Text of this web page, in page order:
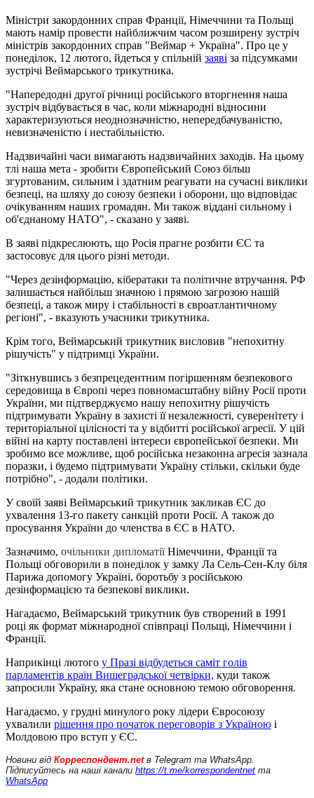
Міністри закордонних справ Франції, Німеччини та Польщі
мають намір провести найближчим часом розширену зустріч
міністрів закордонних справ "Веймар + Україна". Про це у
понеділок, 12 лютого, йдеться у спільній заяві за підсумками
зустрічі Веймарського трикутника.
"Напередодні другої річниці російського вторгнення наша
зустріч відбувається в час, коли міжнародні відносини
характеризуються неоднозначністю, непередбачуваністю,
невизначеністю і нестабільністю.
Надзвичайні часи вимагають надзвичайних заходів. На цьому
тлі наша мета - зробити Європейський Союз більш
згуртованим, сильним і здатним реагувати на сучасні виклики
безпеці, на шляху до союзу безпеки і оборони, що відповідає
очікуванням наших громадян. Ми також віддані сильному і
об'єднаному НАТО", - сказано у заяві.
В заяві підкреслюють, що Росія прагне розбити ЄС та
застосовує для цього різні методи.
"Через дезінформацію, кібератаки та політичне втручання. РФ
залишається найбільш значною і прямою загрозою нашій
безпеці, а також миру і стабільності в євроатлантичному
регіоні", - вказують учасники трикутника.
Крім того, Веймарський трикутник висловив "непохитну
рішучість" у підтримці України.
"Зіткнувшись з безпрецедентним погіршенням безпекового
середовища в Європі через повномасштабну війну Росії проти
України, ми підтверджуємо нашу непохитну рішучість
підтримувати Україну в захисті її незалежності, суверенітету і
територіальної цілісності та у відбитті російської агресії. У цій
війні на карту поставлені інтереси європейської безпеки. Ми
зробимо все можливе, щоб російська незаконна агресія зазнала
поразки, і будемо підтримувати Україну стільки, скільки буде
потрібно", - додали політики.
У своїй заяві Веймарський трикутник закликав ЄС до
ухвалення 13-го пакету санкцій проти Росії. А також до
просування України до членства в ЄС в НАТО.
Зазначимо, очільники дипломатіїНімеччини, Франції та
Польщі обговорили в понеділок у замку Ла Сель-Сен-Клу біля
Парижа допомогу Україні, боротьбу з російською
дезінформацією та безпекові виклики.
Нагадаємо, Веймарський трикутник був створений в 1991
році як формат міжнародної співпраці Польщі, Німеччини і
Франції.
Наприкінці лютого у Празі відбудеться саміт голів
парламентів країн Вишеградської четвірки, куди також
запросили Україну, яка стане основною темою обговорення.
Нагадаємо, у грудні минулого року лідери Євросоюзу
ухвалили рішення про початок переговорів з Україною і
Молдовою про вступ у ЄС.
Новини від Корреспондент.net в Telegram та WhatsApp.
Підписуйтесь на наші канали https://t.me/korrespondentnet та
WhatsApp